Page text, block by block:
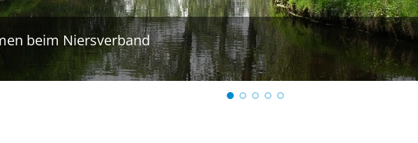
beim Niersverband